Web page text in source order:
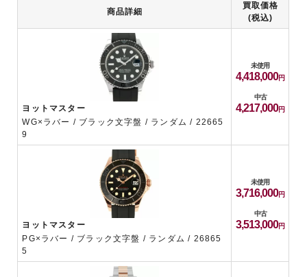
商品詳細
買取価格
(税込)
ヨットマスター
WG×ラバー / ブラック文字盤 / ランダム / 22665
9
未使用
4,418,000
中古
4,217,000
ヨットマスター
PG×ラバー / ブラック文字盤 / ランダム / 26865
5
未使用
3,716,000
中古
3,513,000